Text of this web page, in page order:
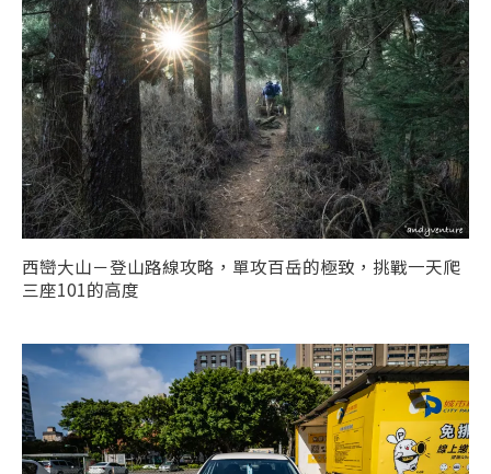
西巒大山－登山路線攻略，單攻百岳的極致，挑戰一天爬
三座101的高度